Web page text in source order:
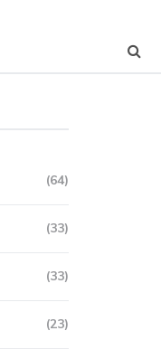
(64)
(33)
(33)
(23)